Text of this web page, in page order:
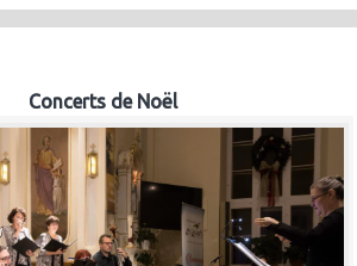
Concerts de Noël